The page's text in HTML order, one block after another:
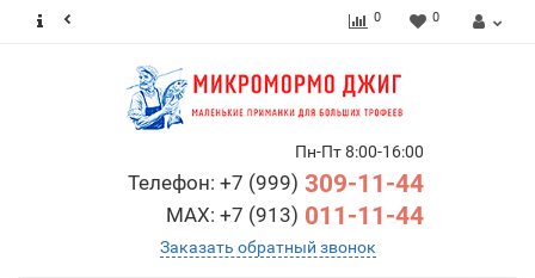
0 0
Пн-Пт 8:00-16:00
Телефон: +7 (999) 309-11-44
MAX: +7 (913) 011-11-44
Заказать обратный звонок